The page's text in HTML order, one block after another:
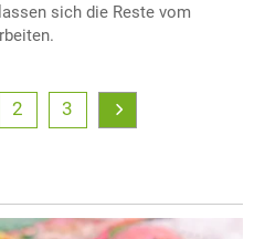
sich die Reste vom
2 3